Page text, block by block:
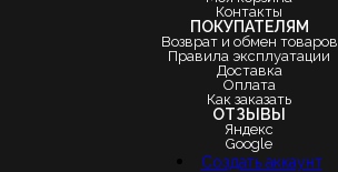
Контакты
ПОКУПАТЕЛЯМ
Возврат и обмен товаров
Правила эксплуатации
Доставка
Оплата
Как заказать
ОТЗЫВЫ
Яндекс
Google
Создать аккаунт